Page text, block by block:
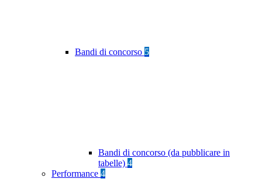
Bandi di concorso 5
Bandi di concorso (da pubblicare in
tabelle) 4
Performance 4